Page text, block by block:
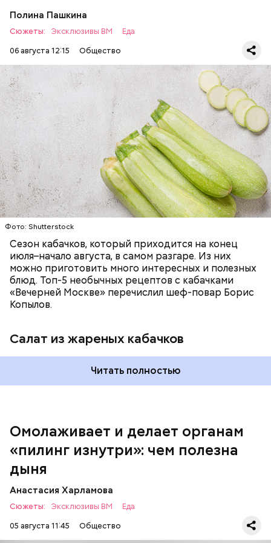
Полина Пашкина
Сюжеты: Эксклюзивы ВМ
Еда
06 августа 12:15
Общество
Фото: Shutterstock
Сезон кабачков, который приходится на конец
июля–начало августа, в самом разгаре. Из них
можно приготовить много интересных и полезных
блюд. Топ-5 необычных рецептов с кабачками
«Вечерней Москве» перечислил шеф-повар Борис
Копылов.
Салат из жареных кабачков
Ингредиенты:
Читать полностью
ЕДА ОВОЩИ РЕЦЕПТЫ
Омолаживает и делает органам
«пилинг изнутри»: чем полезна
дыня
Анастасия Харламова
Сюжеты: Эксклюзивы ВМ
Еда
05 августа 11:45
Общество
кремний — укрепляет кости, зубы, волосы и
ногти и оказывает омолаживающее действие;
клетчатка — достаточно нежная и забирает
излишки холестерина, сахара и соли тяжелых
фолиевая кислота (в большом количестве) —
она необходима беременным женщинам,
чтобы формировалась нервная трубка у
плода. Также ее рекомендуют принимать для
снижения уровня гомоцистеина — это
вещество вызывает микровоспаление в
— В момент стресса он держит сосуды под
контролем и контролирует более 300 реакций
нашего организма. Также положительно влияет на
нервную систему, успокаивает, предотвращает
Вред дыни
Фото: Shutterstock